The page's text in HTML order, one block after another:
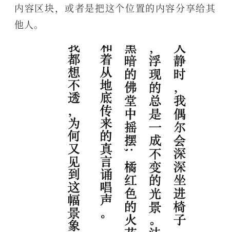
内容区块，或者是把这个位置的内容分享给其
他人。